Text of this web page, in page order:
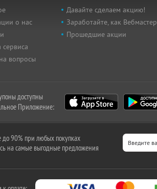
о нас
вопросы
Давайте сделаем акцию!
Заработайте, как Вебмастер
Прошедшие акции
доступны
Приложение:
до 90% при любых покупках
на самые выгодные предложения